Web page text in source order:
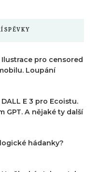
Ilustrace pro censored
Loupání
E 3 pro Ecoistu.
GPT. A nějaké ty další
hádanky?